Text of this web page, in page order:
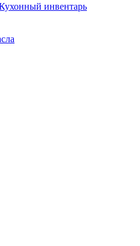
инвентарь